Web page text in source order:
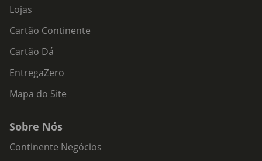
Lojas
Cartão Continente
Cartão Dá
EntregaZero
Mapa do Site
Sobre Nós
Continente Negócios